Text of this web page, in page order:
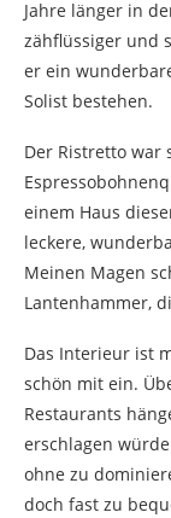
Jahre länger in
zähflüssiger und
er ein
Solist bestehen.
Der Ristretto war
einem Haus
leckere,
Meinen Magen
Lantenhammer,
Das Interieur ist
schön mit ein.
Restaurants
erschlagen
ohne zu
doch fast zu